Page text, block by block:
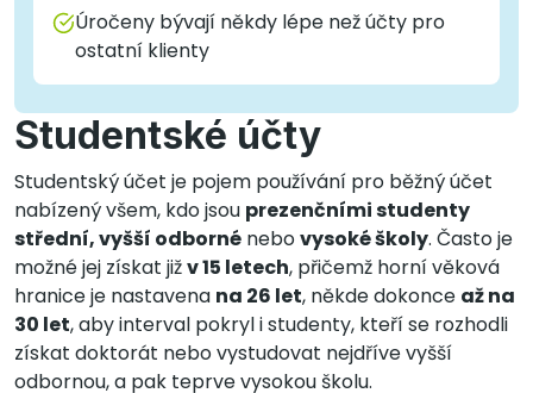
Úročeny bývají někdy lépe než účty pro
ostatní klienty
Studentské účty
Studentský účet je pojem používání pro běžný účet
nabízený všem, kdo jsou prezenčními studenty
střední, vyšší odborné nebovysoké školy. Často je
možné jej získat jižv 15 letech, přičemž horní věková
hranice je nastavena na 26 let, někde dokonce až na
30 let, aby interval pokryl i studenty, kteří se rozhodli
získat doktorát nebo vystudovat nejdříve vyšší
odbornou, a pak teprve vysokou školu.